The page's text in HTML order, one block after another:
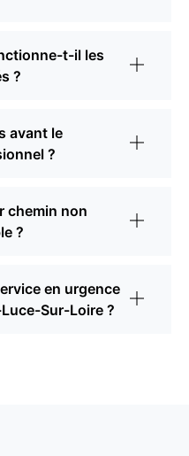
t-il les
?
avant le
?
chemin non
?
en urgence
Sur-Loire ?